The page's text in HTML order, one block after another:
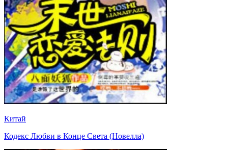
Китай
Кодекс Любви в Конце Света (Новелла)